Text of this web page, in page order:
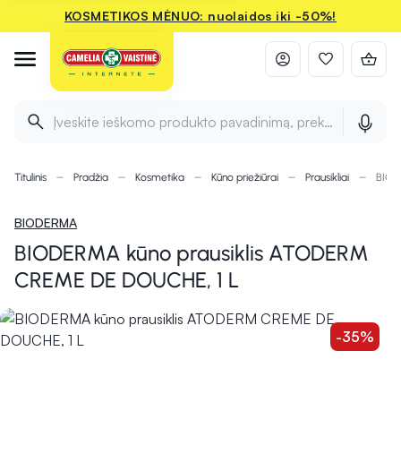
KOSMETIKOS MĖNUO: nuolaidos iki -50%!
Įveskite ieškomo produkto pavadinimą, prekės ženklą ir
Titulinis Pradžia Kosmetika Kūno priežiūrai Prausikliai
BIODERMA
BIODERMA kūno prausiklis ATODERM
CREME DE DOUCHE, 1 L
-35%